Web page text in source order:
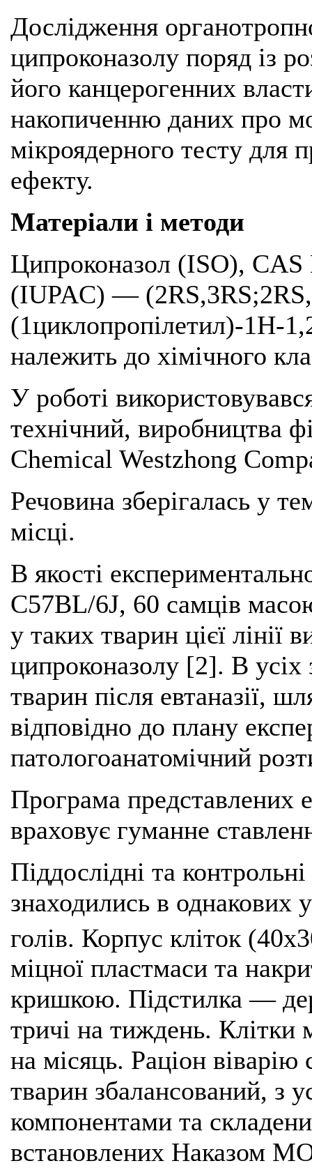
Дослідження
ципроконазолу поряд із
його канцерогенних
накопиченню даних про
мікроядерного тесту для
ефекту.
Матеріали і методи
Ципроконазол (ISO),
(IUPAC) —
(1циклопропілетил)-1H-
належить до хімічного
У роботі
технічний, виробництва
Chemical Westzhong
Речовина зберігалась у
місці.
В якості
С57ВL/6J, 60 самців
у таких тварин цієї лінії
ципроконазолу [2]. В усіх
тварин після евтаназії,
відповідно до плану
патологоанатомічний
Програма представлених
враховує гуманне
Піддослідні та
знаходились в однакових
голів. Корпус кліток
міцної пластмаси та
кришкою. Підстилка —
тричі на тиждень. Клітки
на місяць. Раціон
тварин збалансований, з
компонентами та
встановлених Наказом